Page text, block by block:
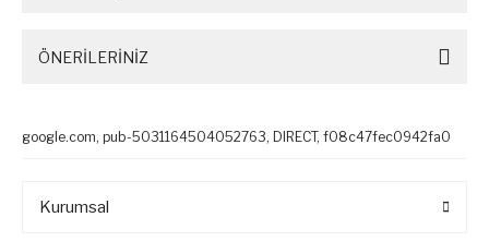
ÖNERİLERİNİZ
google.com, pub-5031164504052763, DIRECT, f08c47fec0942fa0
Kurumsal